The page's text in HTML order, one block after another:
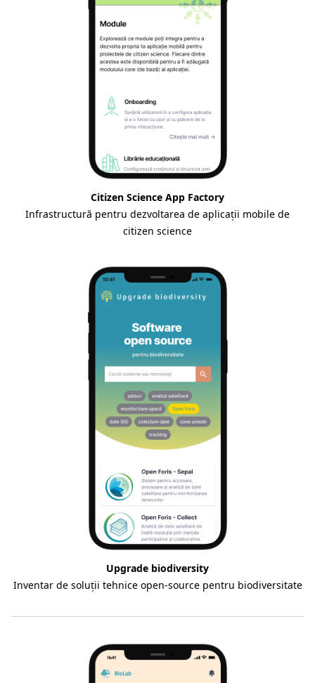
Citizen Science App Factory
Infrastructură pentru dezvoltarea de aplicații mobile de
citizen science
Upgrade biodiversity
Inventar de soluții tehnice open-source pentru biodiversitate